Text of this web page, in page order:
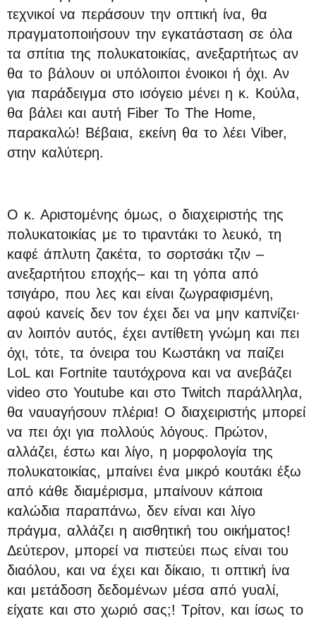
τεχνικοί να περάσουν την οπτική ίνα, θα
πραγματοποιήσουν την εγκατάσταση σε όλα
τα σπίτια της πολυκατοικίας, ανεξαρτήτως αν
θα το βάλουν οι υπόλοιποι ένοικοι ή όχι. Αν
για παράδειγμα στο ισόγειο μένει η κ. Κούλα,
θα βάλει και αυτή Fiber To The Home,
παρακαλώ! Βέβαια, εκείνη θα το λέει Viber,
στην καλύτερη.
Ο κ. Αριστομένης όμως, ο διαχειριστής της
πολυκατοικίας με το τιραντάκι το λευκό, τη
καφέ άπλυτη ζακέτα, το σορτσάκι τζιν –
ανεξαρτήτου εποχής– και τη γόπα από
τσιγάρο, που λες και είναι ζωγραφισμένη,
αφού κανείς δεν τον έχει δει να μην καπνίζει·
αν λοιπόν αυτός, έχει αντίθετη γνώμη και πει
όχι, τότε, τα όνειρα του Κωστάκη να παίζει
LoL και Fortnite ταυτόχρονα και να ανεβάζει
video στο Youtube και στο Twitch παράλληλα,
θα ναυαγήσουν πλέρια! Ο διαχειριστής μπορεί
να πει όχι για πολλούς λόγους. Πρώτον,
αλλάζει, έστω και λίγο, η μορφολογία της
πολυκατοικίας, μπαίνει ένα μικρό κουτάκι έξω
από κάθε διαμέρισμα, μπαίνουν κάποια
καλώδια παραπάνω, δεν είναι και λίγο
πράγμα, αλλάζει η αισθητική του οικήματος!
Δεύτερον, μπορεί να πιστεύει πως είναι του
διαόλου, και να έχει και δίκαιο, τι οπτική ίνα
και μετάδοση δεδομένων μέσα από γυαλί,
είχατε και στο χωριό σας;! Τρίτον, και ίσως το